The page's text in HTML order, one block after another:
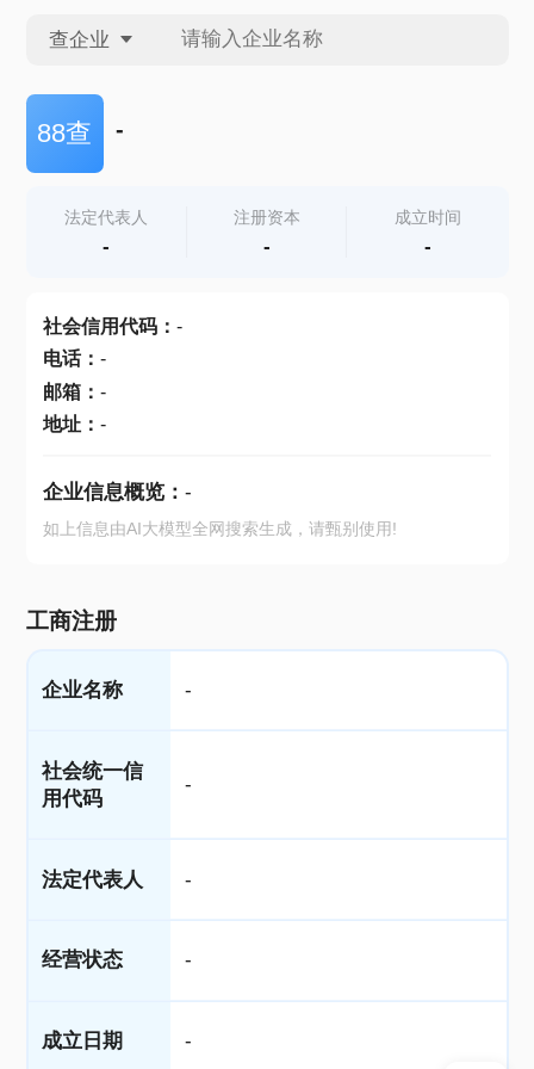
查企业
查企业
查产地
88查 -
法定代表人
-
注册资本
-
成立时间
-
社会信用代码： -
电话： -
邮箱： -
地址： -
企业信息概览： -
如上信息由AI大模型全网搜索生成，请甄别使用!
工商注册
企业名称 -
社会统一信
用代码
-
法定代表人 -
经营状态 -
成立日期 -